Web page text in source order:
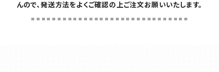
んので、発送方法をよくご確認の上ご注文お願いいたします。
==============================